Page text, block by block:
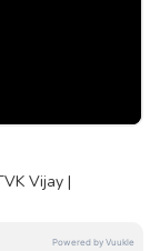
Vijay |